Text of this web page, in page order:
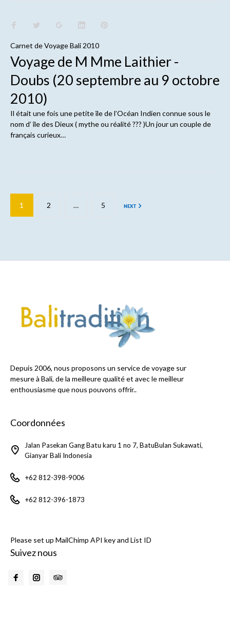
Carnet deVoyage Bali 2010
Voyage de M Mme Laithier -
Doubs (20 septembre au 9 octobre
2010)
Il était une fois une petite île de l’Océan Indien connue sous le
nom d’ île des Dieux ( mythe ou réalité ??? )Un jour un couple de
français curieux…
1 2 … 5 NEXT
Depuis 2006, nous proposons un service de voyage sur
mesure à Bali, de la meilleure qualité et avec le meilleur
enthousiasme que nous pouvons offrir..
Coordonnées
Jalan Pasekan Gang Batu karu 1 no 7, BatuBulan Sukawati,
Gianyar Bali Indonesia
+62 812-398-9006
+62 812-396-1873
Please set up MailChimp API key and List ID
Suivez nous